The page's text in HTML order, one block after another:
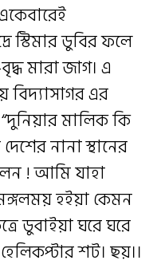
স্টিমার ডুবির ফলে
মারা জাগ। এ
বিদ্যাসাগর এর
মালিক কি
নানা স্থানের
! আমি যাহা
হইয়া কেমন
ডুবাইয়া ঘরে ঘরে
শট। ছয়।।